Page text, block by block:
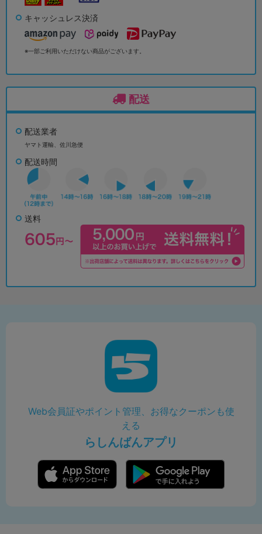
キャッシュレス決済
※一部ご利用いただけない商品がございます。
配送
配送業者
ヤマト運輸、佐川急便
配送時間
送料
Web会員証やポイント管理、お得なクーポンも使
える
らしんばんアプリ